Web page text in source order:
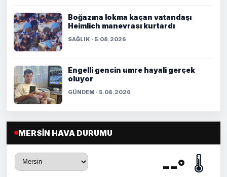
Boğazına lokma kaçan vatandaşı
Heimlich manevrası kurtardı
SAĞLIK · 5.08.2026
Engelli gencin umre hayali gerçek
oluyor
GÜNDEM · 5.08.2026
MERSIN HAVA DURUMU
--° 🌡️